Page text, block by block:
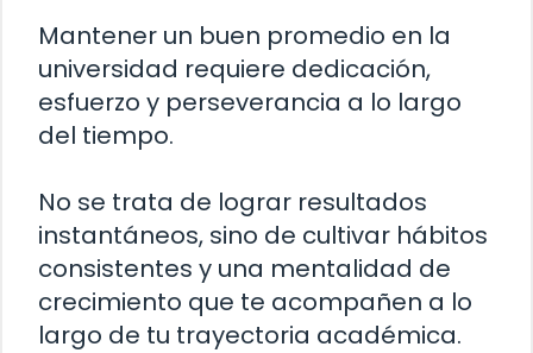
Mantener un buen promedio en la
universidad requiere dedicación,
esfuerzo y perseverancia a lo largo
del tiempo.
No se trata de lograr resultados
instantáneos, sino de cultivar hábitos
consistentes y una mentalidad de
crecimiento que te acompañen a lo
largo de tu trayectoria académica.